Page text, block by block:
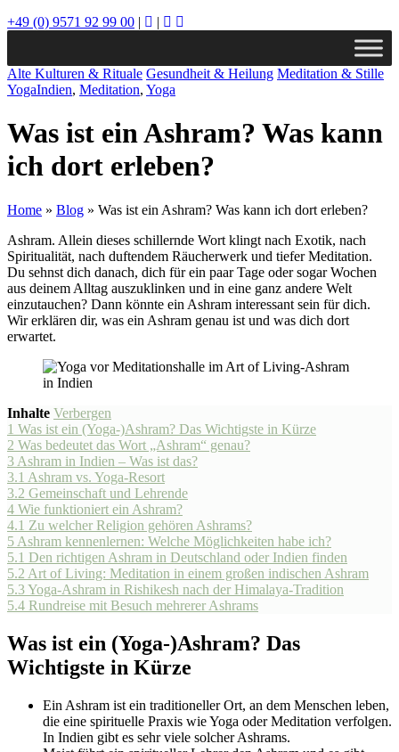
+49 (0) 9571 92 99 00 | |
Alte Kulturen & Rituale Gesundheit & Heilung Meditation & Stille
YogaIndien, Meditation, Yoga
Was ist ein Ashram? Was kann
ich dort erleben?
Home » Blog » Was ist ein Ashram? Was kann ich dort erleben?
Ashram. Allein dieses schillernde Wort klingt nach Exotik, nach
Spiritualität, nach duftendem Räucherwerk und tiefer Meditation.
Du sehnst dich danach, dich für ein paar Tage oder sogar Wochen
aus deinem Alltag auszuklinken und in eine ganz andere Welt
einzutauchen? Dann könnte ein Ashram interessant sein für dich.
Wir erklären dir, was ein Ashram genau ist und was dich dort
erwartet.
Inhalte Verbergen
1 Was ist ein (Yoga-)Ashram? Das Wichtigste in Kürze
2 Was bedeutet das Wort „Ashram“ genau?
3 Ashram in Indien – Was ist das?
3.1 Ashram vs. Yoga-Resort
3.2 Gemeinschaft und Lehrende
4 Wie funktioniert ein Ashram?
4.1 Zu welcher Religion gehören Ashrams?
5 Ashram kennenlernen: Welche Möglichkeiten habe ich?
5.1 Den richtigen Ashram in Deutschland oder Indien finden
5.2 Art of Living: Meditation in einem großen indischen Ashram
5.3Yoga-Ashram in Rishikesh nach der Himalaya-Tradition
5.4 Rundreise mit Besuch mehrerer Ashrams
Was ist ein (Yoga-)Ashram? Das
Wichtigste in Kürze
Ein Ashram ist ein traditioneller Ort, an dem Menschen leben,
die eine spirituelle Praxis wie Yoga oder Meditation verfolgen.
In Indien gibt es sehr viele solcher Ashrams.